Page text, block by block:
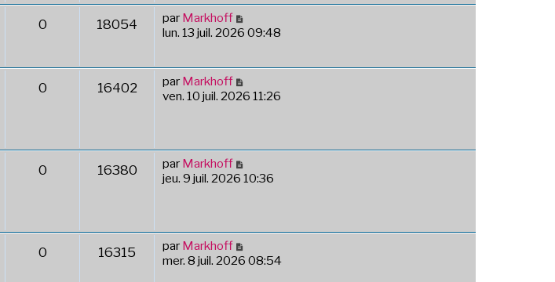
0 18054 par Markhoff
lun. 13 juil. 2026 09:48
0 16402 par Markhoff
ven. 10 juil. 2026 11:26
0 16380 par Markhoff
jeu. 9 juil. 2026 10:36
0 16315 par Markhoff
mer. 8 juil. 2026 08:54